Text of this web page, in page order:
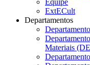
Equipe
ExtECult
Departamentos
Materiais